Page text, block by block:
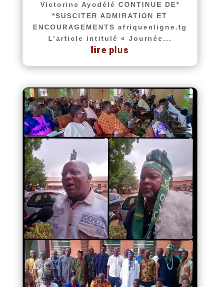
Victorine Ayodélé CONTINUE DE*
*SUSCITER ADMIRATION ET
ENCOURAGEMENTS afriquenligne.tg
L’article intitulé « Journée...
lire plus